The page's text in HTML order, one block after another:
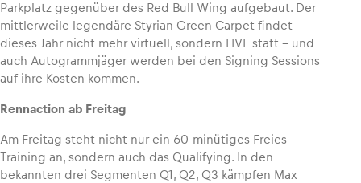
Parkplatz gegenüber des Red Bull Wing aufgebaut. Der
mittlerweile legendäre Styrian Green Carpet findet
dieses Jahr nicht mehr virtuell, sondern LIVE statt – und
auch Autogrammjäger werden bei den Signing Sessions
auf ihre Kosten kommen.
Rennaction ab Freitag
Am Freitag steht nicht nur ein 60-minütiges Freies
Training an, sondern auch das Qualifying. In den
bekannten drei Segmenten Q1, Q2, Q3 kämpfen Max